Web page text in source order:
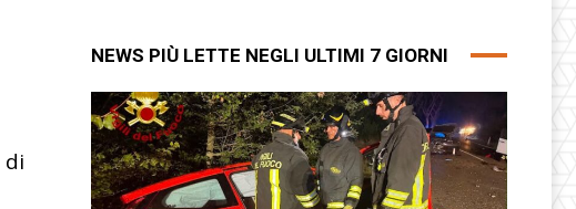
di
NEWS PIÙ LETTE NEGLI ULTIMI 7 GIORNI